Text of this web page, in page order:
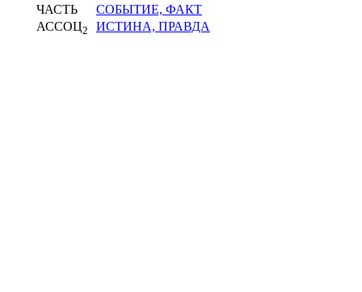
ЧАСТЬ
СОБЫТИЕ, ФАКТ
АССОЦ2 ИСТИНА, ПРАВДА